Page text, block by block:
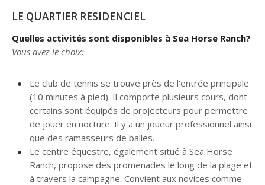
LE QUARTIER RESIDENCIEL
Quelles activités sont disponibles à Sea Horse Ranch?
Vous avez le choix:
Le club de tennis se trouve près de l'entrée principale
(10 minutes à pied). Il comporte plusieurs cours, dont
certains sont équipés de projecteurs pour permettre
de jouer en nocture. Il y a un joueur professionnel ainsi
que des ramasseurs de balles.
Le centre équestre, également situé à Sea Horse
Ranch, propose des promenades le long de la plage et
à travers la campagne. Convient aux novices comme